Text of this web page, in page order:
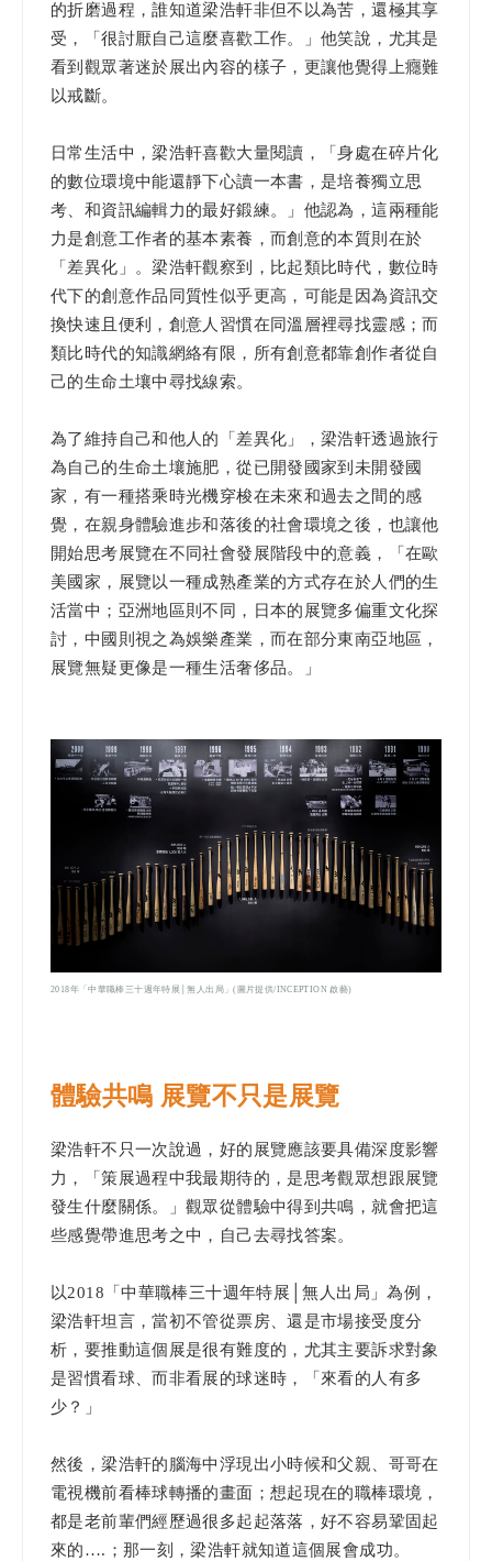
的折磨過程，誰知道梁浩軒非但不以為苦，還極其享
受，「很討厭自己這麼喜歡工作。」他笑說，尤其是
看到觀眾著迷於展出內容的樣子，更讓他覺得上癮難
以戒斷。
日常生活中，梁浩軒喜歡大量閱讀，「身處在碎片化
的數位環境中能還靜下心讀一本書，是培養獨立思
考、和資訊編輯力的最好鍛練。」他認為，這兩種能
力是創意工作者的基本素養，而創意的本質則在於
「差異化」。梁浩軒觀察到，比起類比時代，數位時
代下的創意作品同質性似乎更高，可能是因為資訊交
換快速且便利，創意人習慣在同溫層裡尋找靈感；而
類比時代的知識網絡有限，所有創意都靠創作者從自
己的生命土壤中尋找線索。
為了維持自己和他人的「差異化」，梁浩軒透過旅行
為自己的生命土壤施肥，從已開發國家到未開發國
家，有一種搭乘時光機穿梭在未來和過去之間的感
覺，在親身體驗進步和落後的社會環境之後，也讓他
開始思考展覽在不同社會發展階段中的意義，「在歐
美國家，展覽以一種成熟產業的方式存在於人們的生
活當中；亞洲地區則不同，日本的展覽多偏重文化探
討，中國則視之為娛樂產業，而在部分東南亞地區，
展覽無疑更像是一種生活奢侈品。」
2018年「中華職棒三十週年特展│無人出局」(圖片提供/INCEPTION 啟藝)
體驗共鳴 展覽不只是展覽
梁浩軒不只一次說過，好的展覽應該要具備深度影響
力，「策展過程中我最期待的，是思考觀眾想跟展覽
發生什麼關係。」觀眾從體驗中得到共鳴，就會把這
些感覺帶進思考之中，自己去尋找答案。
以2018「中華職棒三十週年特展│無人出局」為例，
梁浩軒坦言，當初不管從票房、還是市場接受度分
析，要推動這個展是很有難度的，尤其主要訴求對象
是習慣看球、而非看展的球迷時，「來看的人有多
少？」
然後，梁浩軒的腦海中浮現出小時候和父親、哥哥在
電視機前看棒球轉播的畫面；想起現在的職棒環境，
都是老前輩們經歷過很多起起落落，好不容易鞏固起
來的….；那一刻，梁浩軒就知道這個展會成功。